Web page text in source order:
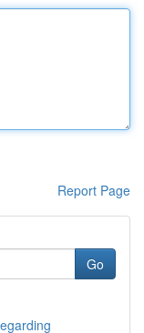
Report Page
Go